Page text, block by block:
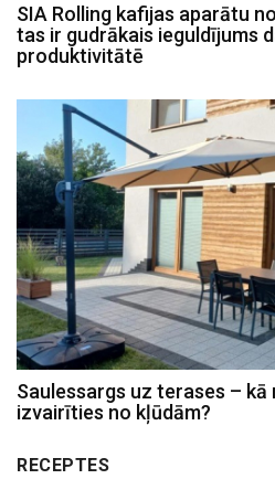
SIA Rolling kafijas aparātu
tas ir gudrākais ieguldījums
produktivitātē
Saulessargs uz terases –
izvairīties no kļūdām?
RECEPTES